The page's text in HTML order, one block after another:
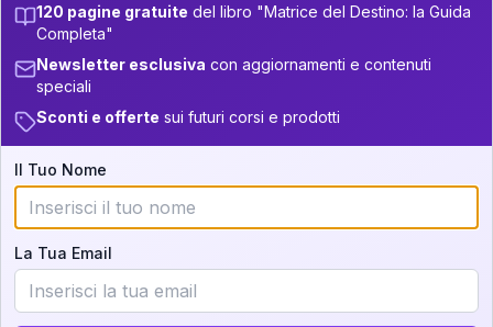
Iscriviti alla newsletter per ricevere
aggiornamenti quando sarà disponibile.
Cosa scoprirete nella vostra
interpretazione:
💕 Come rafforzare la vostra unione
120 pagine gratuite del libro "Matrice del Destino: la Guida
Completa"
Newsletter esclusiva con aggiornamenti e contenuti
speciali
Sconti e offerte sui futuri corsi e prodotti
Il Tuo Nome
La Tua Email